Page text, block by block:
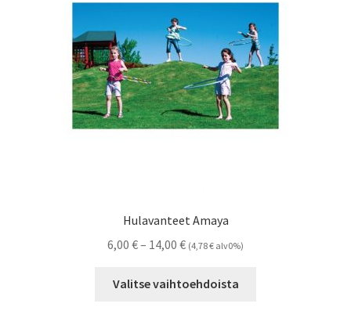
Hulavanteet Amaya
6,00 €– 14,00 €Hintaluokka:
-
(4,78€ alv0%)
Valitse vaihtoehdoista